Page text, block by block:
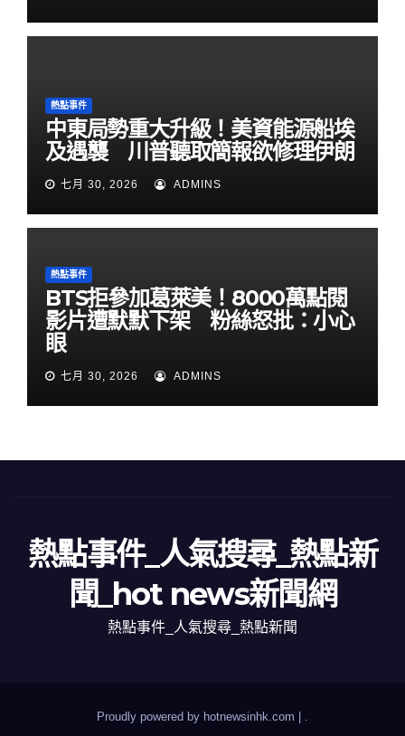
熱點事件
中東局勢重大升級！美資能源船埃
及遇襲 川普聽取簡報欲修理伊朗
七月 30, 2026 ADMINS
熱點事件
BTS拒參加葛萊美！8000萬點閱
影片遭默默下架 粉絲怒批：小心
眼
七月 30, 2026 ADMINS
熱點事件_人氣搜尋_熱點新
聞_hot news新聞網
熱點事件_人氣搜尋_熱點新聞
Proudly powered by hotnewsinhk.com |